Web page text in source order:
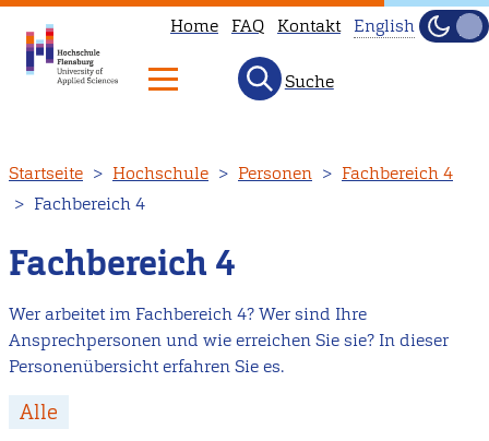
zum
Inhalt
Home FAQ Kontakt
not
to
English
Hell
Suche
Startseite Hochschule Personen
Fachbereich 4
Fachbereich 4
Fachbereich 4
Wer arbeitet im Fachbereich 4? Wer sind Ihre
Ansprechpersonen und wie erreichen Sie sie? In dieser
Personenübersicht erfahren Sie es.
Alle